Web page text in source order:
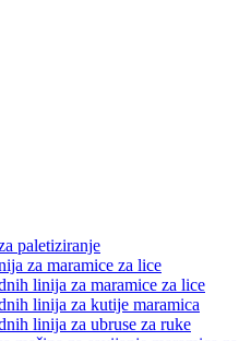
paletiziranje
za maramice za lice
linija za maramice za lice
linija za kutije maramica
linija za ubruse za ruke